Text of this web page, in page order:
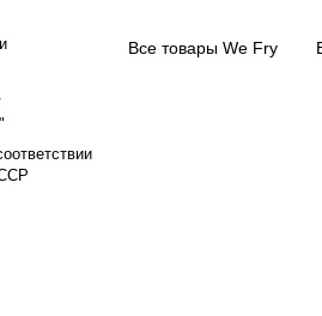
Все товары We Fry